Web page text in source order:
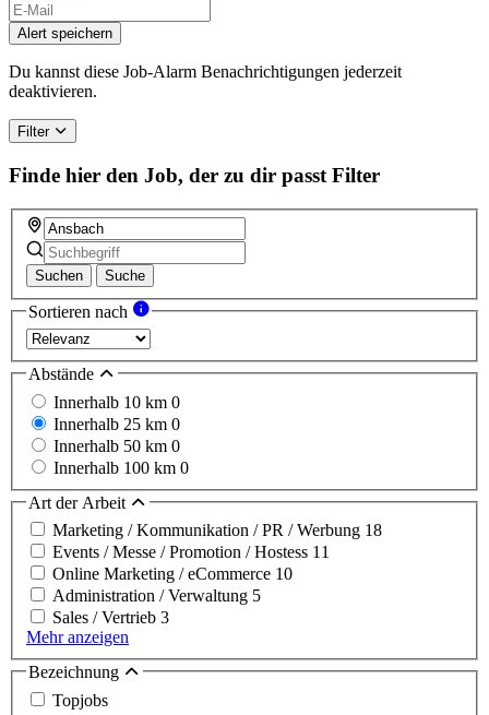
Alert speichern
Du kannst diese Job-Alarm Benachrichtigungen jederzeit
deaktivieren.
Filter
Finde hier den Job, der zu dir passt Filter
Suchen Suche
Sortieren nach
Abstände
Innerhalb 10 km 0
Innerhalb 25 km 0
Innerhalb 50 km 0
Innerhalb 100 km 0
Art der Arbeit
Marketing / Kommunikation / PR / Werbung 18
Events / Messe / Promotion / Hostess 11
Online Marketing / eCommerce 10
Administration / Verwaltung 5
Sales / Vertrieb 3
Mehr anzeigen
Bezeichnung
Topjobs